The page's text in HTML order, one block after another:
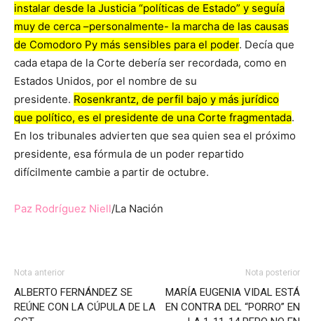
instalar desde la Justicia “políticas de Estado” y seguía
muy de cerca –personalmente- la marcha de las causas
de Comodoro Py más sensibles para el poder. Decía que
cada etapa de la Corte debería ser recordada, como en
Estados Unidos, por el nombre de su
presidente. Rosenkrantz, de perfil bajo y más jurídico
que político, es el presidente de una Corte fragmentada.
En los tribunales advierten que sea quien sea el próximo
presidente, esa fórmula de un poder repartido
difícilmente cambie a partir de octubre.
Paz Rodríguez Niell/La Nación
Nota anterior
ALBERTO FERNÁNDEZ SE
REÚNE CON LA CÚPULA DE LA
Nota posterior
MARÍA EUGENIA VIDAL ESTÁ
EN CONTRA DEL “PORRO” EN